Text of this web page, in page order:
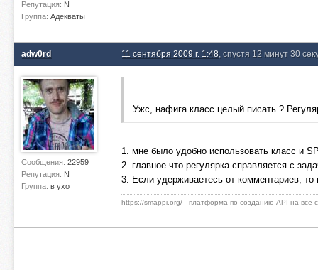
Репутация: N
Группа: Адекваты
adw0rd
Сообщения: 22959
Репутация: N
Группа: в ухо
11 сентября 2009 г. 1:48 , спустя 12 минут 30
Ужс, нафига класс целый писать ?
1. мне было удобно использовать класс и
2. главное что регулярка справляется с
3. Если удерживаетесь от комментариев, то
https://smappi.org/ - платформа по созданию API на все